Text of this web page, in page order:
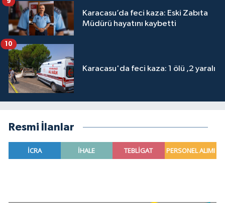
Karacasu’da feci kaza: Eski Zabıta
Müdürü hayatını kaybetti
Karacasu'da feci kaza: 1 ölü ,2 yaralı
10
Resmi İlanlar